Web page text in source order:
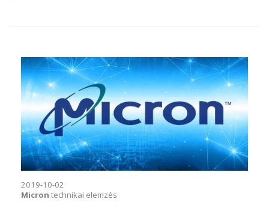
2019-10-02
Micron technikai elemzés